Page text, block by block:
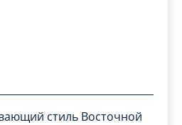
стиль Восточной